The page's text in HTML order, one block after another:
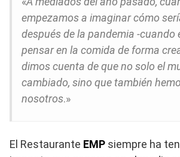
empezamos a imaginar cómo
después de la pandemia -cuando
pensar en la comida de forma
dimos cuenta de que no solo el
cambiado, sino que también
nosotros.»
El Restaurante EMP siempre ha